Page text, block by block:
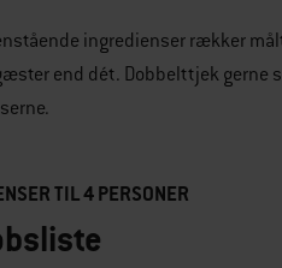
ingredienser rækker
end dét. Dobbelttjek gerne
TIL 4 PERSONER